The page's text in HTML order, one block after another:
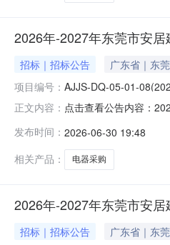
2026年-2027年东莞市安
招标｜招标公告 广东省｜东
项目编号： AJJS-DQ-05-01-
正文内容： 点击查看公告内容：
发布时间： 2026-06-30 19:48
相关产品：
电器采购
2026年-2027年东莞市安
招标｜招标公告 广东省｜东